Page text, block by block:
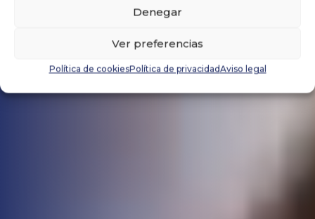
Denegar
Ver preferencias
Política de cookiesPolítica de privacidadAviso legal